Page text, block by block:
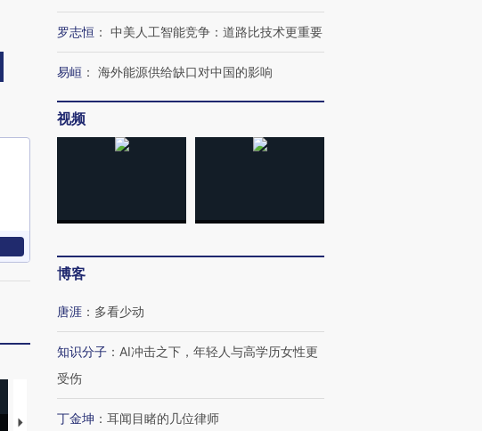
视线｜“入侵”还是“人道危
湖北宜昌局部短时降雨
罗志恒 ： 中美人工智能竞争：道路比技术更重要
易峘 ： 海外能源供给缺口对中国的影响
视频
博客
唐涯 ： 多看少动
知识分子 ： AI冲击之下，年轻人与高学历女性更
受伤
丁金坤 ： 耳闻目睹的几位律师